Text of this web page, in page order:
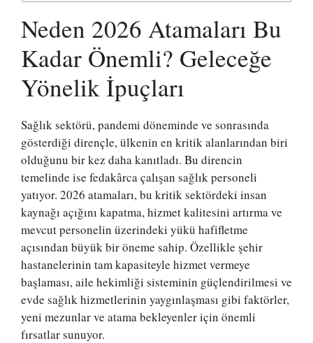
Neden 2026 Atamaları Bu
Kadar Önemli? Geleceğe
Yönelik İpuçları
Sağlık sektörü, pandemi döneminde ve sonrasında
gösterdiği dirençle, ülkenin en kritik alanlarından biri
olduğunu bir kez daha kanıtladı. Bu direncin
temelinde ise fedakârca çalışan sağlık personeli
yatıyor. 2026 atamaları, bu kritik sektördeki insan
kaynağı açığını kapatma, hizmet kalitesini artırma ve
mevcut personelin üzerindeki yükü hafifletme
açısından büyük bir öneme sahip. Özellikle şehir
hastanelerinin tam kapasiteyle hizmet vermeye
başlaması, aile hekimliği sisteminin güçlendirilmesi ve
evde sağlık hizmetlerinin yaygınlaşması gibi faktörler,
yeni mezunlar ve atama bekleyenler için önemli
fırsatlar sunuyor.